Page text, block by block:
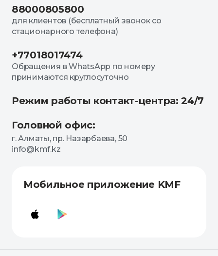
88000805800
для клиентов (бесплатный звонок со
стационарного телефона)
+77018017474
Обращения в WhatsApp по номеру
принимаются круглосуточно
Режим работы контакт-центра: 24/7
Головной офис:
г. Алматы, пр. Назарбаева, 50
info@kmf.kz
Мобильное приложение KMF